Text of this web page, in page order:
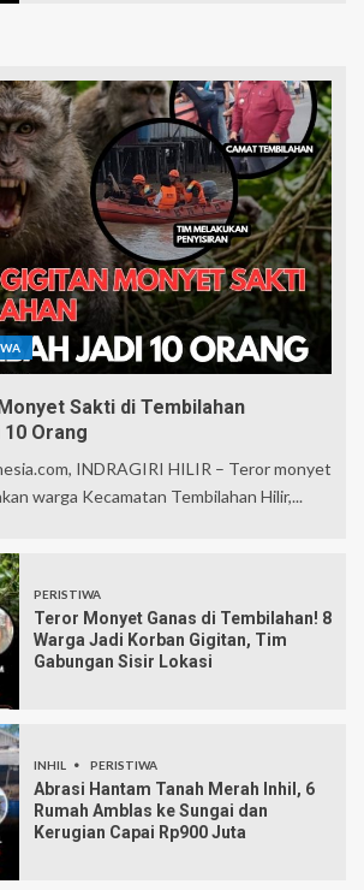
Sakti di Tembilahan
Orang
INDRAGIRI HILIR – Teror monyet
warga Kecamatan Tembilahan Hilir,...
PERISTIWA
Teror Monyet Ganas di Tembilahan! 8
Warga Jadi Korban Gigitan, Tim
Gabungan Sisir Lokasi
INHIL PERISTIWA
Abrasi Hantam Tanah Merah Inhil, 6
Rumah Amblas ke Sungai dan
Kerugian Capai Rp900 Juta